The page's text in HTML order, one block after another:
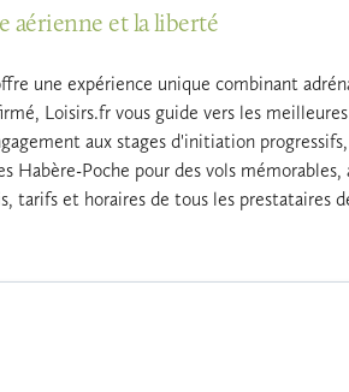
aérienne et la liberté
une expérience unique combinant
Loisirs.fr vous guide vers les
aux stages d'initiation
Habère-Poche pour des vols
tarifs et horaires de tous les prestataires